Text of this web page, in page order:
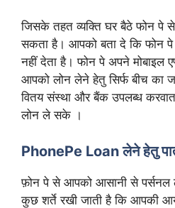
जिसके तहत व्यक्ति घर बैठे फोन
सकता है। आपको बता दे कि फोन
नहीं देता है। फोन पे अपने मोबाइल
आपको लोन लेने हेतु सिर्फ बीच का
वितय संस्था और बैंक उपलब्ध
लोन ले सके ।
PhonePe Loan लेने हेतु
फ़ोन पे से आपको आसानी से पर्सनल
कुछ शर्ते रखी जाती है कि आपकी